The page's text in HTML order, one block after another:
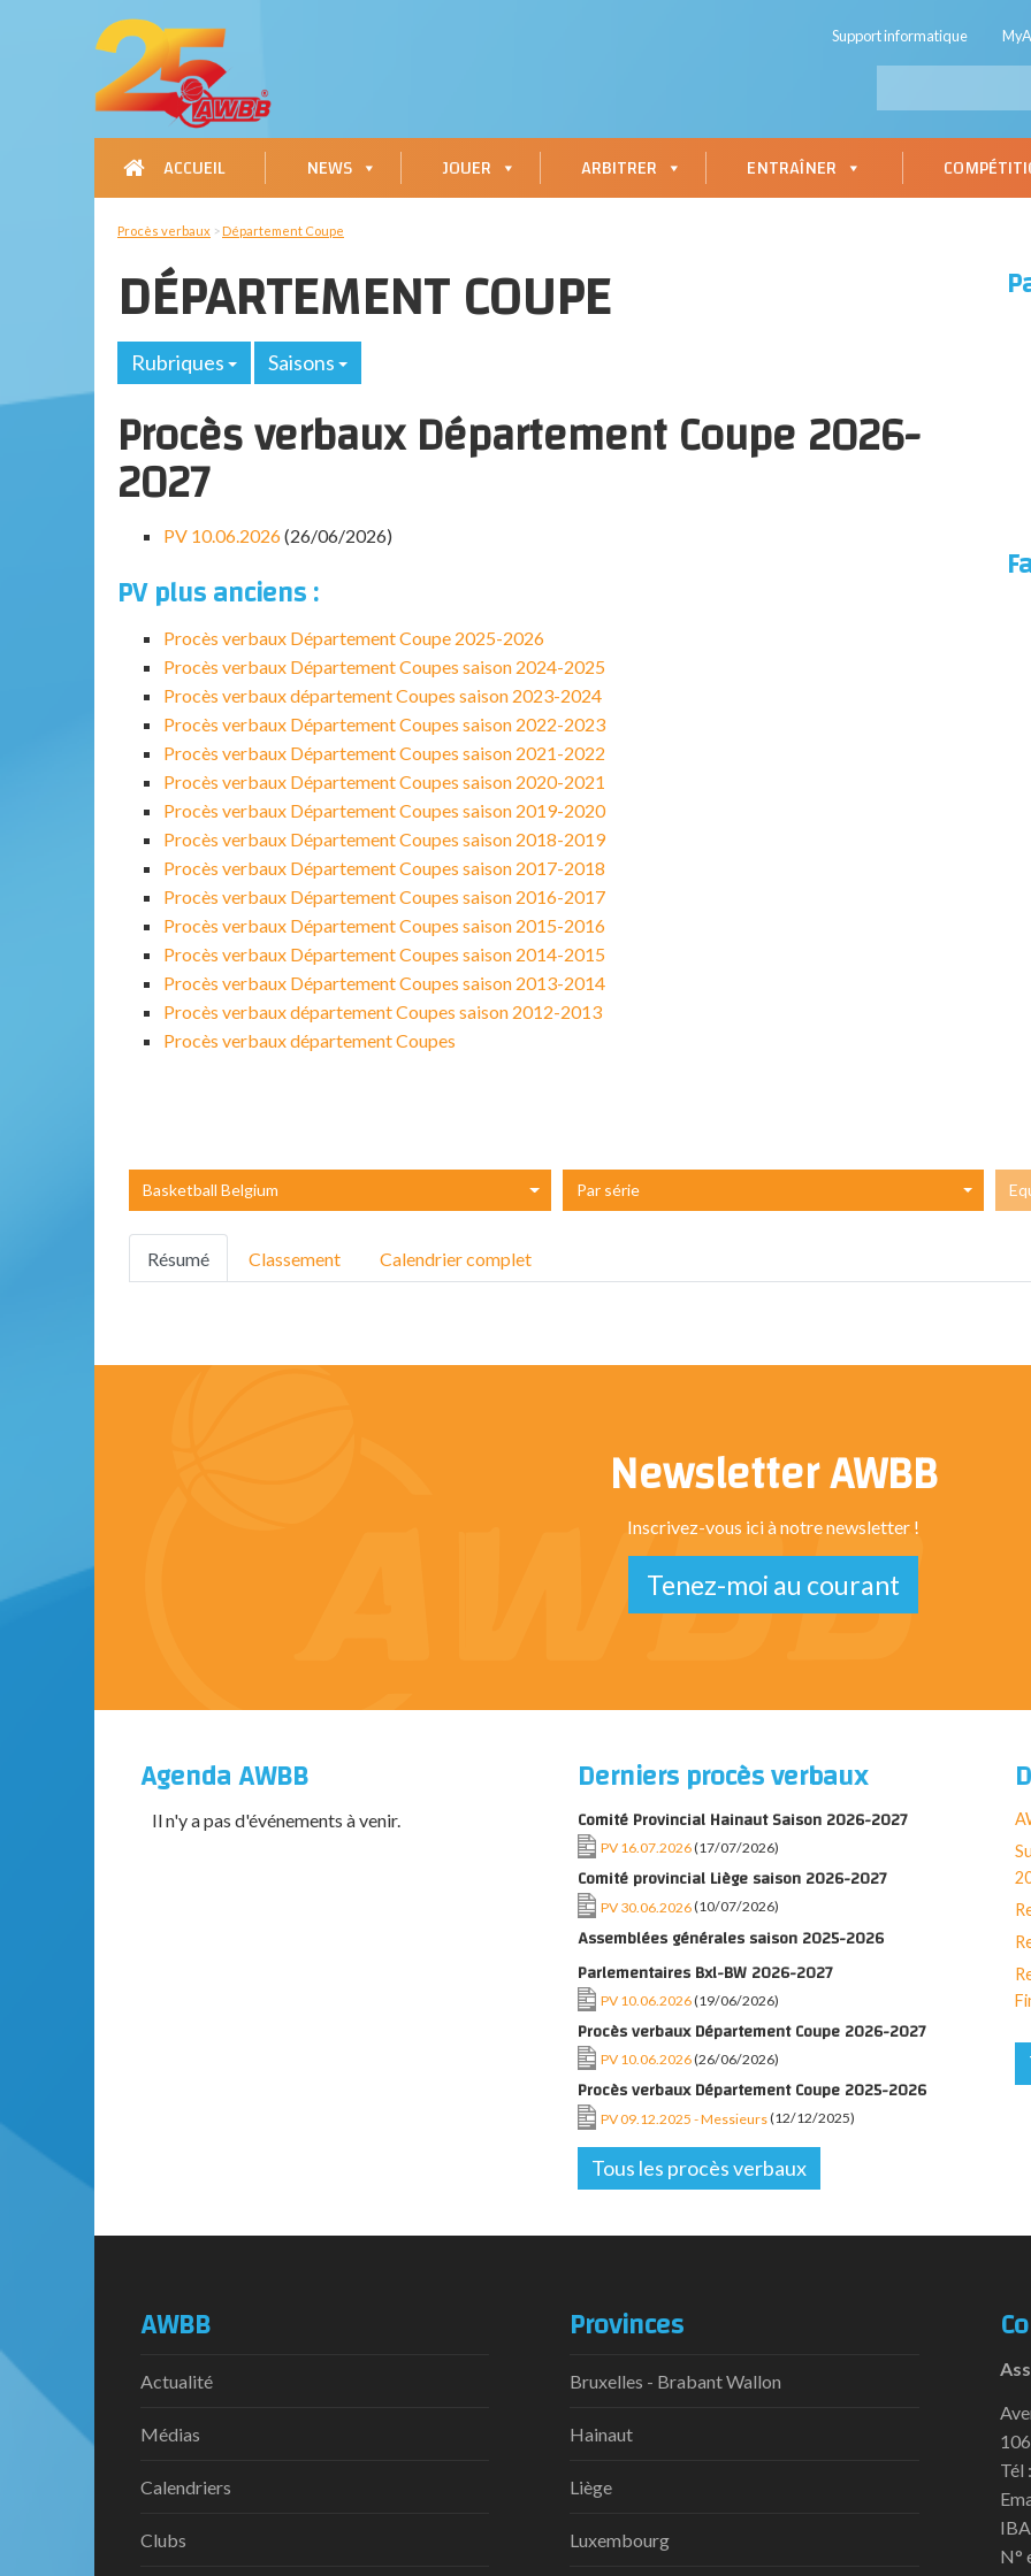
Support informatique
ACCUEIL NEWS JOUER ARBITRER ENTRAÎNER
Procès verbaux >Département Coupe
DÉPARTEMENT COUPE
Rubriques Saisons
Procès verbaux Département Coupe 2026-
2027
PV 10.06.2026(26/06/2026)
PV plus anciens :
Procès verbaux Département Coupe 2025-2026
Procès verbaux Département Coupes saison 2024-2025
Procès verbaux département Coupes saison 2023-2024
Procès verbaux Département Coupes saison 2022-2023
Procès verbaux Département Coupes saison 2021-2022
Procès verbaux Département Coupes saison 2020-2021
Procès verbaux Département Coupes saison 2019-2020
Procès verbaux Département Coupes saison 2018-2019
Procès verbaux Département Coupes saison 2017-2018
Procès verbaux Département Coupes saison 2016-2017
Procès verbaux Département Coupes saison 2015-2016
Procès verbaux Département Coupes saison 2014-2015
Procès verbaux Département Coupes saison 2013-2014
Procès verbaux département Coupes saison 2012-2013
Procès verbaux département Coupes
Basketball Belgium Par série
Résumé Classement Calendrier complet
Newsletter AWBB
Inscrivez-vous ici à notre newsletter !
Tenez-moi au courant
Agenda AWBB
Il n'y a pas d'événements à venir.
Derniers procès verbaux
Comité Provincial Hainaut Saison 2026-2027
PV 16.07.2026(17/07/2026)
Comité provincial Liège saison 2026-2027
PV 30.06.2026(10/07/2026)
Assemblées générales saison 2025-2026
Parlementaires Bxl-BW 2026-2027
PV 10.06.2026(19/06/2026)
Procès verbaux Département Coupe 2026-2027
PV 10.06.2026(26/06/2026)
Procès verbaux Département Coupe 2025-2026
PV 09.12.2025 - Messieurs(12/12/2025)
Tous les procès verbaux
AWBB
Actualité
Médias
Calendriers
Clubs
Provinces
Bruxelles - Brabant Wallon
Hainaut
Liège
Luxembourg
Tél
N°